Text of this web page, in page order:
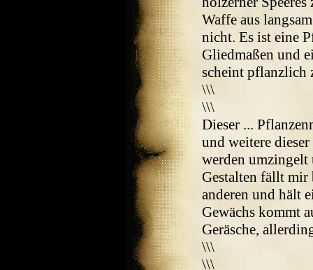
Waffe aus
nicht. Es ist eine
Gliedmaßen und
scheint pflanzlich
\\\
\\\
Dieser ...
und weitere
werden umzingelt
Gestalten fällt mir
anderen und hält
Gewächs kommt
Geräsche,
\\\
\\\